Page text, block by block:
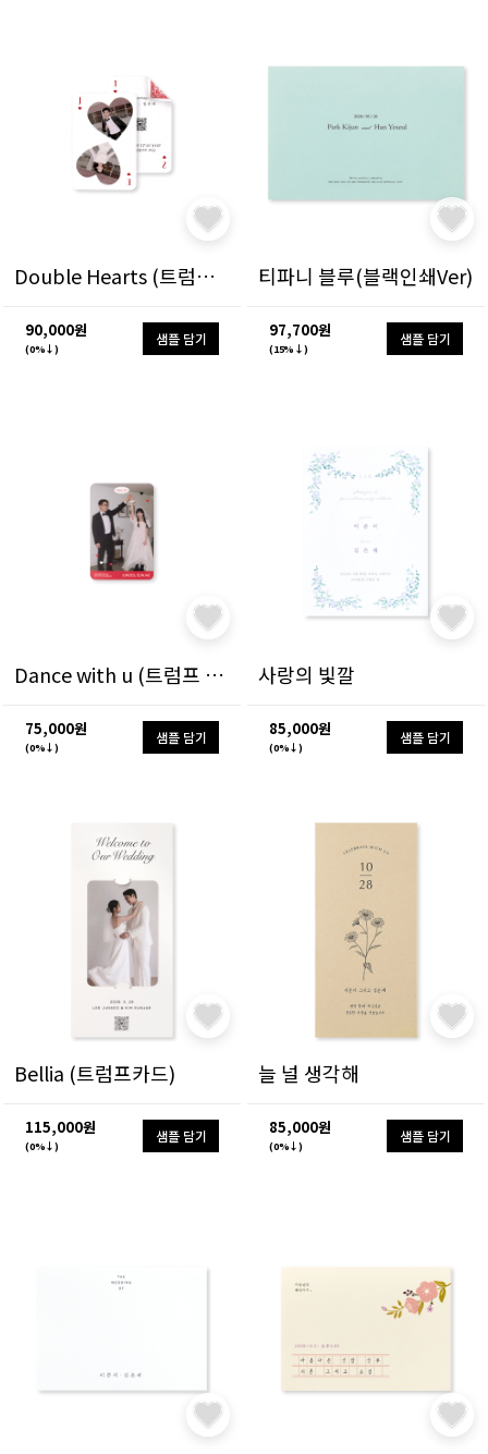
Double Hearts (트럼프 카드)
90,000원
(0%↓)
샘플 담기
티파니 블루(블랙인쇄Ver)
97,700원
(15%↓)
샘플 담기
Dance with u (트럼프 카드)
75,000원
(0%↓)
샘플 담기
사랑의 빛깔
85,000원
(0%↓)
샘플 담기
Bellia (트럼프카드)
115,000원
(0%↓)
샘플 담기
늘 널 생각해
85,000원
(0%↓)
샘플 담기